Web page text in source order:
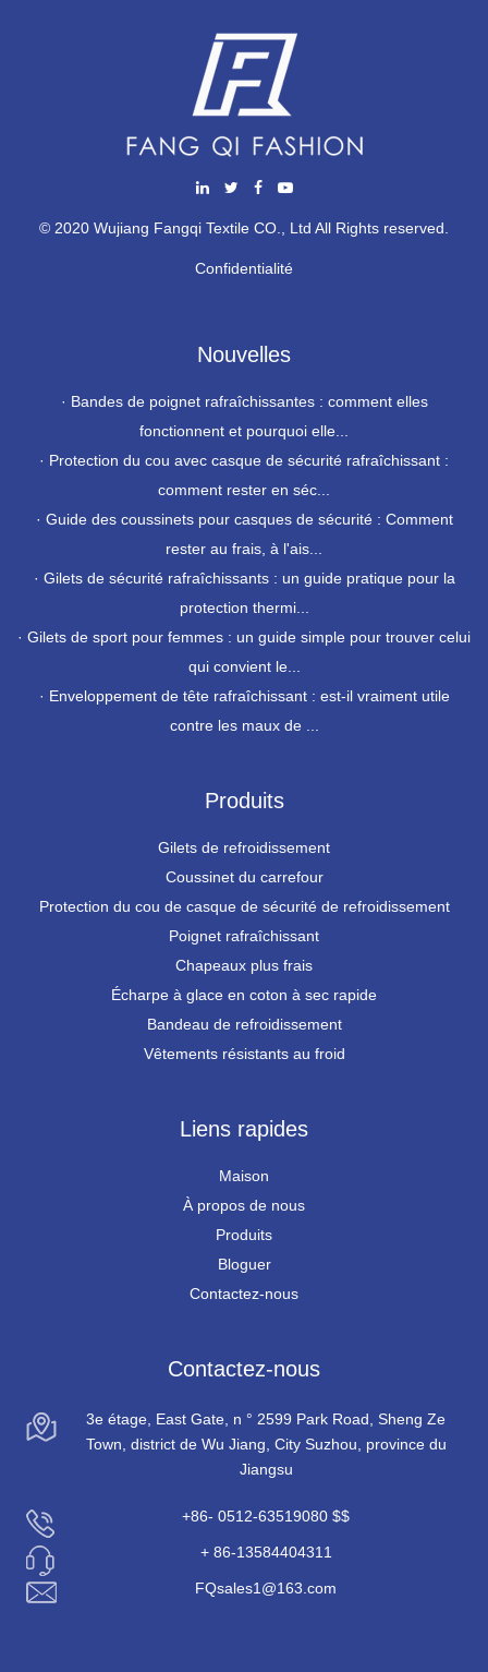
© 2020 Wujiang Fangqi Textile CO., Ltd All Rights reserved.
Confidentialité
Nouvelles
· Bandes de poignet rafraîchissantes : comment elles
fonctionnent et pourquoi elle...
· Protection du cou avec casque de sécurité rafraîchissant :
comment rester en séc...
· Guide des coussinets pour casques de sécurité : Comment
rester au frais, à l'ais...
· Gilets de sécurité rafraîchissants : un guide pratique pour la
protection thermi...
· Gilets de sport pour femmes : un guide simple pour trouver celui
qui convient le...
· Enveloppement de tête rafraîchissant : est-il vraiment utile
contre les maux de ...
Produits
Gilets de refroidissement
Coussinet du carrefour
Protection du cou de casque de sécurité de refroidissement
Poignet rafraîchissant
Chapeaux plus frais
Écharpe à glace en coton à sec rapide
Bandeau de refroidissement
Vêtements résistants au froid
Liens rapides
Maison
À propos de nous
Produits
Bloguer
Contactez-nous
Contactez-nous
3e étage, East Gate, n ° 2599 Park Road, Sheng Ze
Town, district de Wu Jiang, City Suzhou, province du
Jiangsu
+86- 0512-63519080 $$
+ 86-13584404311
FQsales1@163.com